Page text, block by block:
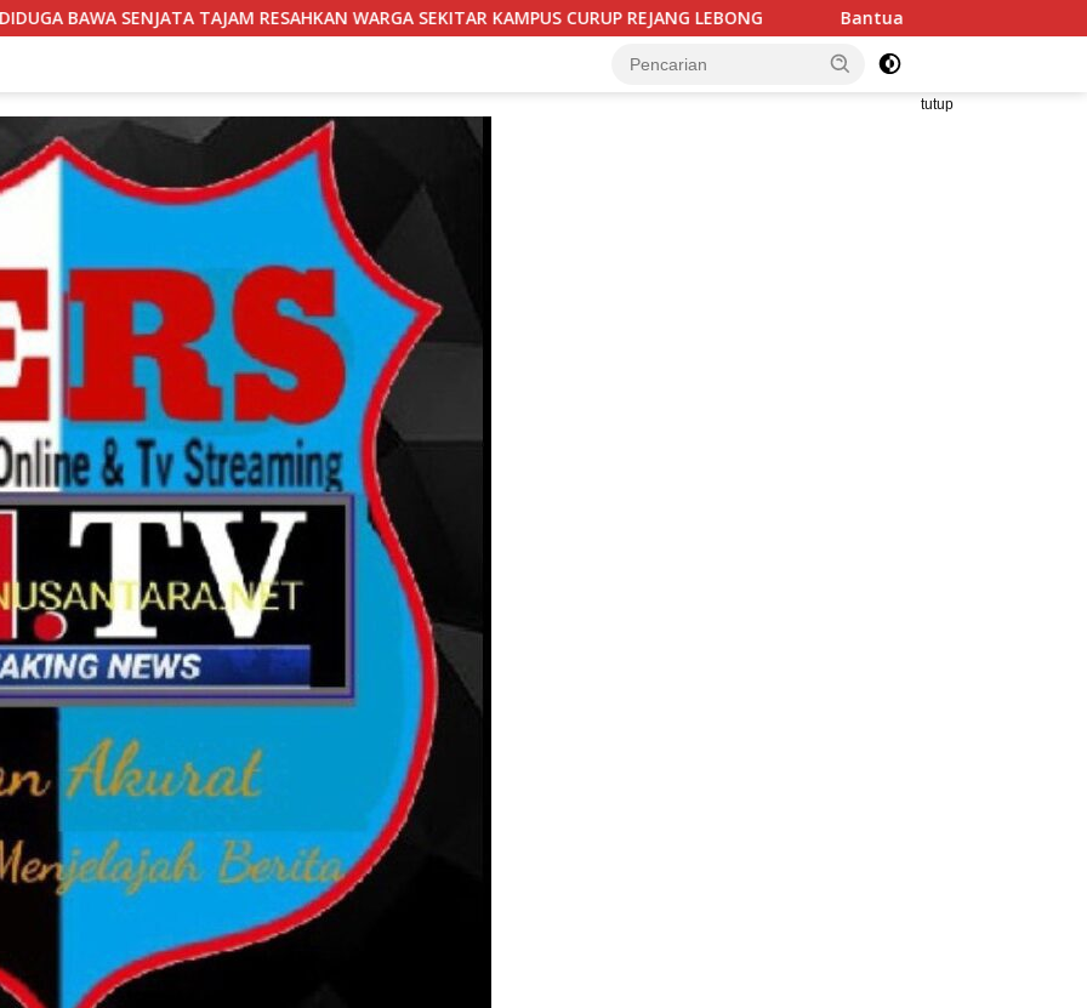
WARGA SEKITAR KAMPUS CURUP REJANG LEBONG Bantuan UPPO Kelompok Tani Lembu Seto Diduga
tutup